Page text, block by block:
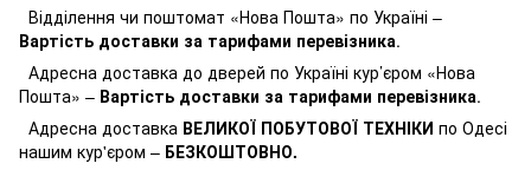
Відділення чи поштомат «Нова Пошта» по Україні –
Вартість доставки за тарифами перевізника.
Адресна доставка до дверей по Україні кур’єром «Нова
Пошта» – Вартість доставки за тарифами перевізника.
Адресна доставка ВЕЛИКОЇ ПОБУТОВОЇ ТЕХНІКИ по Одесі
нашим кур'єром – БЕЗКОШТОВНО.